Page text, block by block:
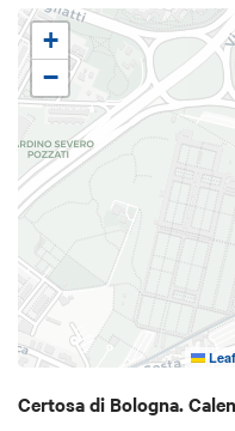
nel 2021 nella lista
dell’umanità
Bologna”.
+
−
Certosa di Bologna.